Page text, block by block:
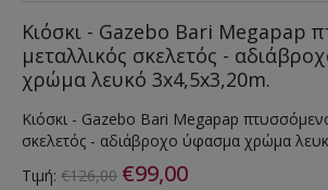
Κιόσκι - Gazebo Bari Megapap
μεταλλικός σκελετός -
χρώμα λευκό 3x4,5x3,20m.
Κιόσκι - Gazebo Bari Megapap
σκελετός - αδιάβροχο ύφασμα χρώμα
Τιμή: €126,00 €99,00